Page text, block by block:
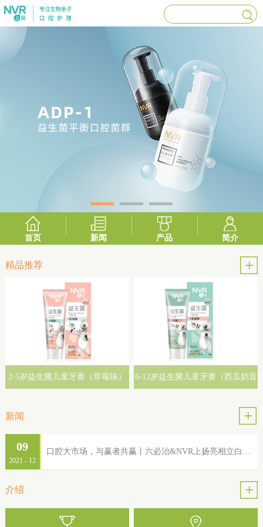
首页 新闻 产品 简介
精品推荐
2-5岁益生菌儿童牙膏（草莓味） 6-12岁益生菌儿童牙膏（西瓜奶昔
新闻
2021 - 12
09
介绍